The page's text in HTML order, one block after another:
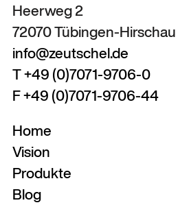
Heerweg 2
72070 Tübingen-Hirschau
info@zeutschel.de
T +49 (0)7071-9706-0
F +49 (0)7071-9706-44
Home
Vision
Produkte
Blog